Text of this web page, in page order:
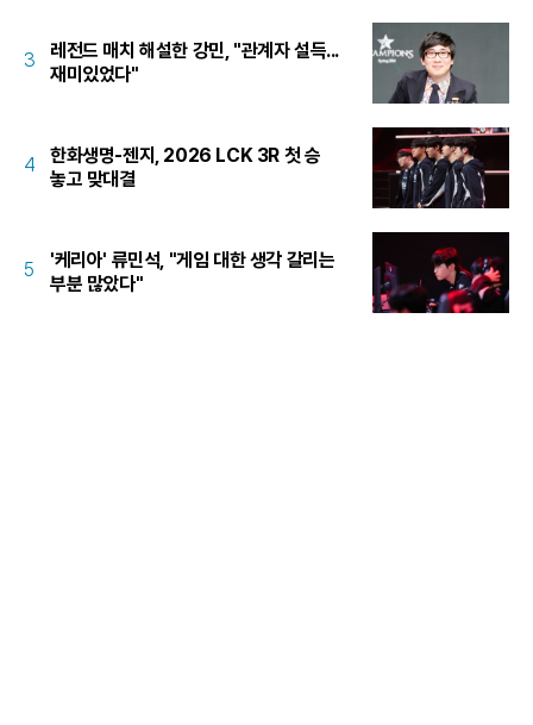
3
레전드 매치 해설한 강민, "관계자 설득...
재미있었다"
4
한화생명-젠지, 2026 LCK 3R 첫 승
놓고 맞대결
5
'케리아' 류민석, "게임 대한 생각 갈리는
부분 많았다"